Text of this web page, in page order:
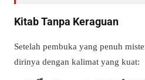
Kitab Tanpa Keraguan
Setelah pembuka yang penuh
dirinya dengan kalimat yang kuat: